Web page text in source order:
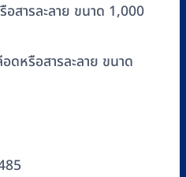
สารละลาย ขนาด 1,000
ดหรือสารละลาย ขนาด